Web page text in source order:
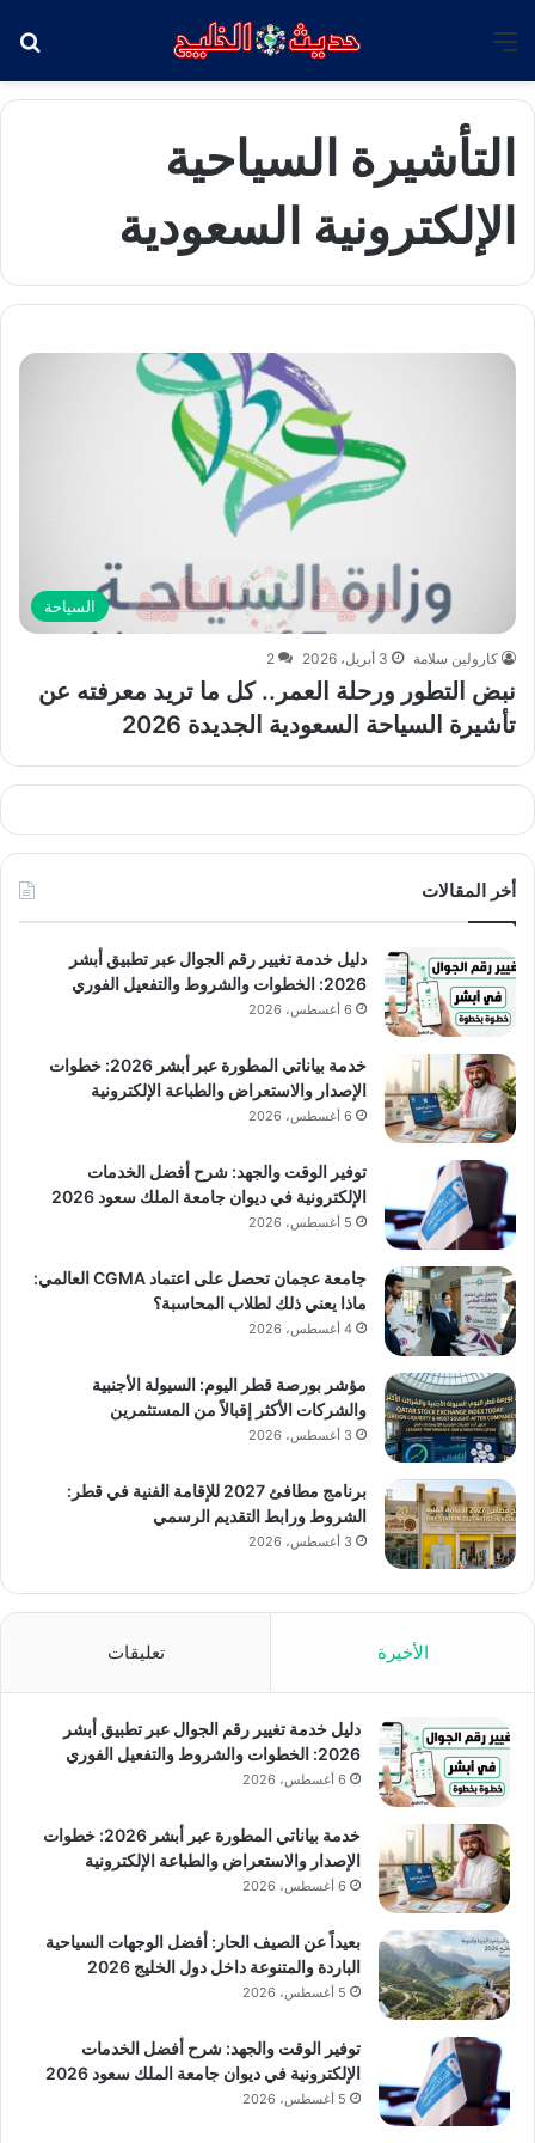
التأشيرة السياحية
الإلكترونية السعودية
السياحة
كارولين سلامة 3 أبريل، 2026 2
نبض التطور ورحلة العمر.. كل ما تريد معرفته عن
تأشيرة السياحة السعودية الجديدة 2026
أخر المقالات
دليل خدمة تغيير رقم الجوال عبر تطبيق أبشر
2026: الخطوات والشروط والتفعيل الفوري
6 أغسطس، 2026
خدمة بياناتي المطورة عبر أبشر 2026: خطوات
الإصدار والاستعراض والطباعة الإلكترونية
6 أغسطس، 2026
توفير الوقت والجهد: شرح أفضل الخدمات
الإلكترونية في ديوان جامعة الملك سعود 2026
5 أغسطس، 2026
جامعة عجمان تحصل على اعتماد CGMA العالمي:
ماذا يعني ذلك لطلاب المحاسبة؟
4 أغسطس، 2026
مؤشر بورصة قطر اليوم: السيولة الأجنبية
والشركات الأكثر إقبالاً من المستثمرين
3 أغسطس، 2026
برنامج مطافئ 2027 للإقامة الفنية في قطر:
الشروط ورابط التقديم الرسمي
3 أغسطس، 2026
الأخيرة تعليقات
دليل خدمة تغيير رقم الجوال عبر تطبيق أبشر
2026: الخطوات والشروط والتفعيل الفوري
6 أغسطس، 2026
خدمة بياناتي المطورة عبر أبشر 2026: خطوات
الإصدار والاستعراض والطباعة الإلكترونية
6 أغسطس، 2026
بعيداً عن الصيف الحار: أفضل الوجهات السياحية
الباردة والمتنوعة داخل دول الخليج 2026
5 أغسطس، 2026
توفير الوقت والجهد: شرح أفضل الخدمات
الإلكترونية في ديوان جامعة الملك سعود 2026
5 أغسطس، 2026